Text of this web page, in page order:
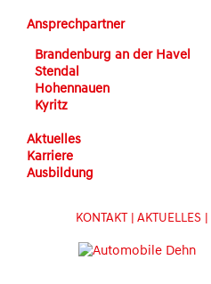
Ansprechpartner
Brandenburg an der Havel
Stendal
Hohennauen
Kyritz
Aktuelles
Karriere
Ausbildung
KONTAKT | AKTUELLES |